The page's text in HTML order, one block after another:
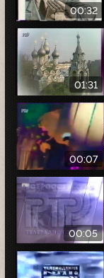
00:32
01:31
00:07
00:05